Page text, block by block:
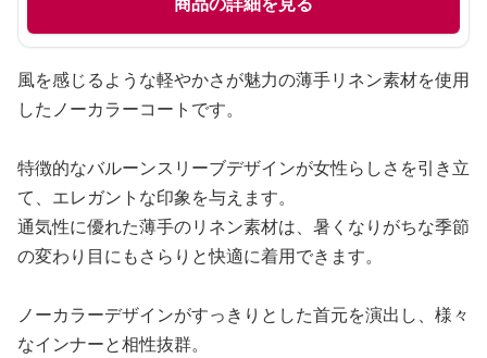
風を感じるような軽やかさが魅力の薄手リネン素材を使用
したノーカラーコートです。
特徴的なバルーンスリーブデザインが女性らしさを引き立
て、エレガントな印象を与えます。
通気性に優れた薄手のリネン素材は、暑くなりがちな季節
の変わり目にもさらりと快適に着用できます。
ノーカラーデザインがすっきりとした首元を演出し、様々
なインナーと相性抜群。